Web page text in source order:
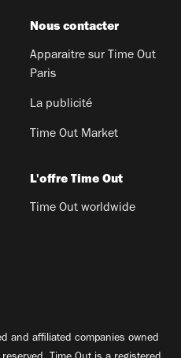
Nous contacter
Apparaitre sur Time Out
Paris
La publicité
Time Out Market
L'offre Time Out
Time Out worldwide
and affiliated companies owned